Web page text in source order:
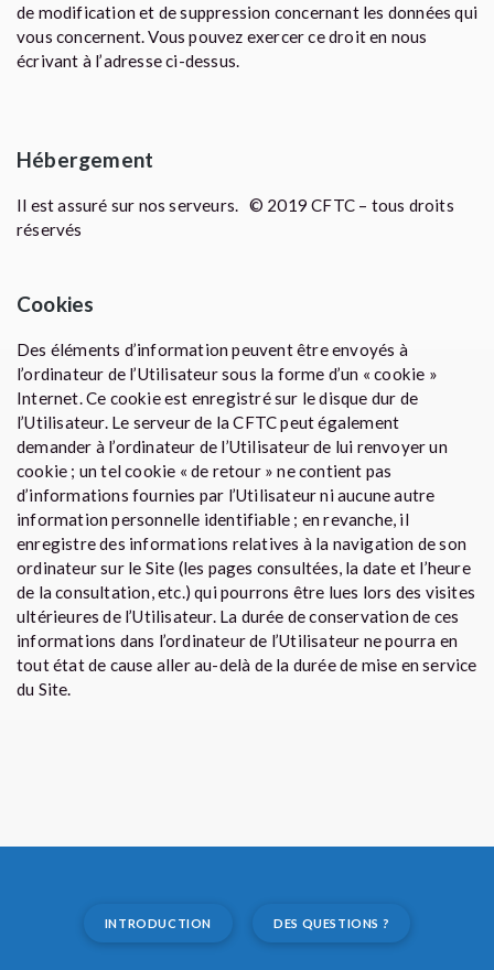
de modification et de suppression concernant les données qui
vous concernent. Vous pouvez exercer ce droit en nous
écrivant à l’adresse ci-dessus.
Hébergement
Il est assuré sur nos serveurs. © 2019 CFTC – tous droits
réservés
Cookies
Des éléments d’information peuvent être envoyés à
l’ordinateur de l’Utilisateur sous la forme d’un « cookie »
Internet. Ce cookie est enregistré sur le disque dur de
l’Utilisateur. Le serveur de la CFTC peut également
demander à l’ordinateur de l’Utilisateur de lui renvoyer un
cookie ; un tel cookie « de retour » ne contient pas
d’informations fournies par l’Utilisateur ni aucune autre
information personnelle identifiable ; en revanche, il
enregistre des informations relatives à la navigation de son
ordinateur sur le Site (les pages consultées, la date et l’heure
de la consultation, etc.) qui pourrons être lues lors des visites
ultérieures de l’Utilisateur. La durée de conservation de ces
informations dans l’ordinateur de l’Utilisateur ne pourra en
tout état de cause aller au-delà de la durée de mise en service
du Site.
INTRODUCTION DES QUESTIONS ?